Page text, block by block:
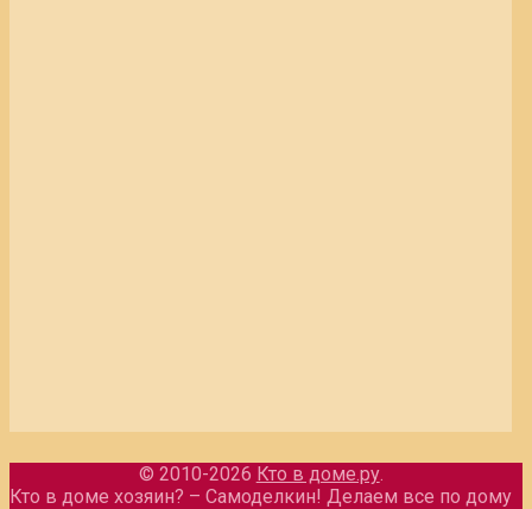
© 2010-2026 Кто в доме.ру.
Кто в доме хозяин? – Самоделкин! Делаем все по дому